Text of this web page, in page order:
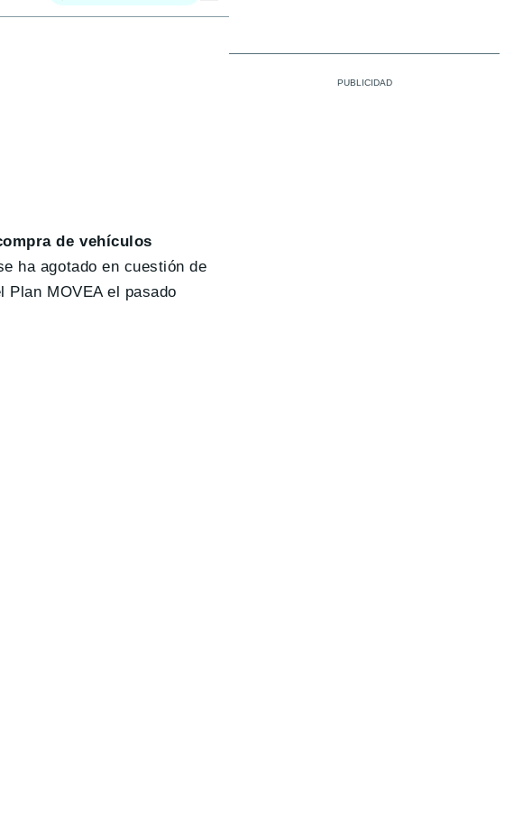
de vehículos
ha agotado en cuestión de
Plan MOVEA el pasado